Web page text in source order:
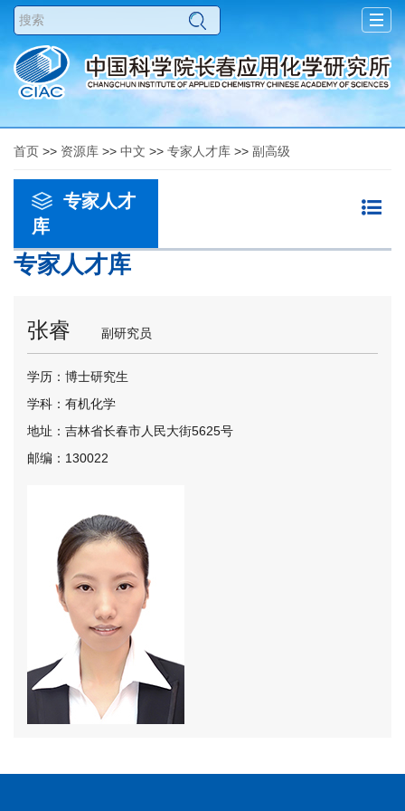
首页 >> 资源库 >> 中文 >> 专家人才库 >> 副高级
专家人才
库
专家人才库
张睿 副研究员
学历：博士研究生
学科：有机化学
地址：吉林省长春市人民大街5625号
邮编：130022